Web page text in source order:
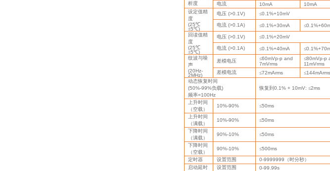
析度
电流
10mA 10mA
设定值精
度
(25℃
±5℃)
电压 (>0.1V) ≤0.1%+10mV
电流 (>0.1A) ≤0.1%+30mA ≤
回读值精
度
(25℃
±5℃)
电压 (>0.1V) ≤0.1%+20mV
电流 (>0.1A) ≤0.1%+40mA ≤
纹波与噪
声
(20Hz-
2MHz)
差模电压 ≤60mVp-p and
7mVrms
≤80mVp-p
11mVrms
差模电流
≤72mArms ≤144mArms
动态恢复时间
(50%-99%负载)
频率=100Hz
恢复到0.1% + 10mV: ≤2ms
上升时间
（空载）
10%-90% ≤50ms
上升时间
（满载）
10%-90% ≤50ms
下降时间
（满载）
90%-10% ≤50ms
下降时间
（空载）
90%-10% ≤500ms
定时器
设置范围 0-9999999 （时分秒）
启动延时
设置范围
0-99.99s